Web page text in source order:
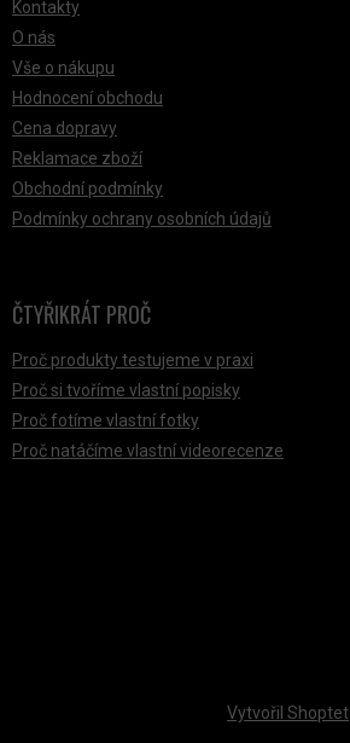
Kontakty
O nás
Vše o nákupu
Hodnocení obchodu
Cena dopravy
Reklamace zboží
Obchodní podmínky
Podmínky ochrany osobních údajů
ČTYŘIKRÁT PROČ
Proč produkty testujeme v praxi
Proč si tvoříme vlastní popisky
Proč fotíme vlastní fotky
Proč natáčíme vlastní videorecenze
Vytvořil Shoptet